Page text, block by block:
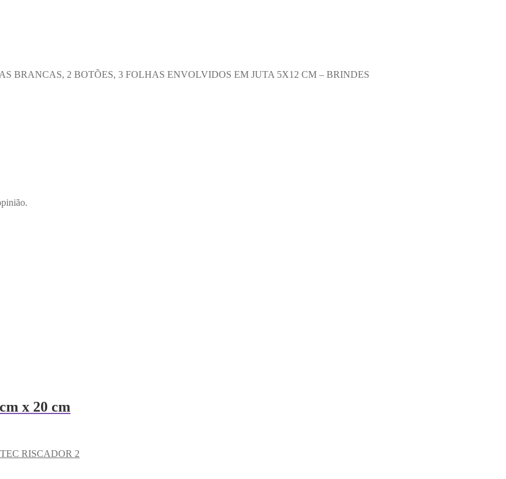
BRANCAS, 2 BOTÕES, 3 FOLHAS ENVOLVIDOS EM JUTA 5X12 CM – BRINDES
x 20 cm
TEC RISCADOR 2